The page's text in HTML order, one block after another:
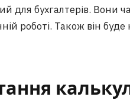
для бухгалтерів. Вони
роботі. Також він